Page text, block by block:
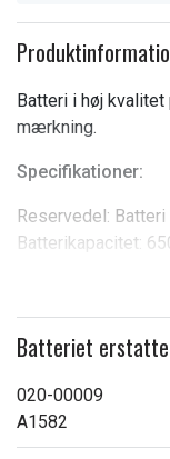
Batteri i høj
mærkning.
Specifikationer:
Reservedel: Batteri
Batterikapacitet:
MF839LL/A,
Produkttype:
Spænding:
Batteriet
020-00009
A1582